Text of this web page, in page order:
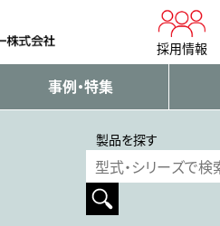
採用情報
事例・特集
製品を探す